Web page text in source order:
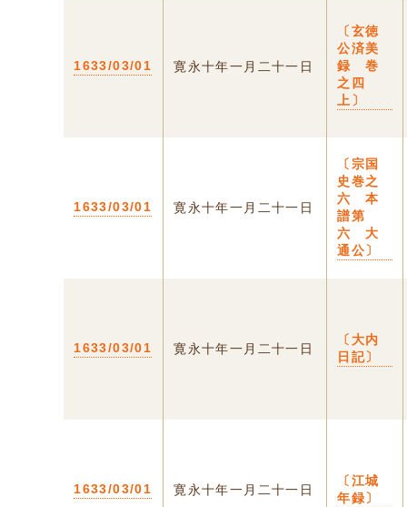
1633/03/01 寛永十年一月二十一日
〔玄徳
公済美
録 巻
之四
上〕
1633/03/01 寛永十年一月二十一日
〔宗国
史巻之
六 本
譜第
六 大
通公〕
1633/03/01 寛永十年一月二十一日
〔大内
日記〕
1633/03/01 寛永十年一月二十一日
〔江城
年録〕